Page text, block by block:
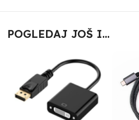
POGLEDAJ JOŠ I...